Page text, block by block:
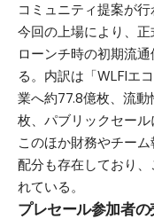
コミュニティ提案が
今回の上場により、正
ローンチ時の初期流
る。内訳は「WLFIエ
業へ約77.8億枚、流
枚、パブリックセー
このほか財務やチー
配分も存在しており
れている。
プレセール参加者